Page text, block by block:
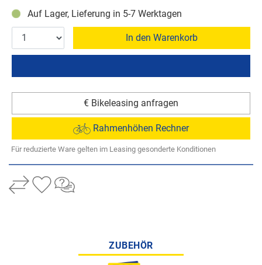
Auf Lager, Lieferung in 5-7 Werktagen
In den Warenkorb
€ Bikeleasing anfragen
Rahmenhöhen Rechner
Für reduzierte Ware gelten im Leasing gesonderte Konditionen
ZUBEHÖR